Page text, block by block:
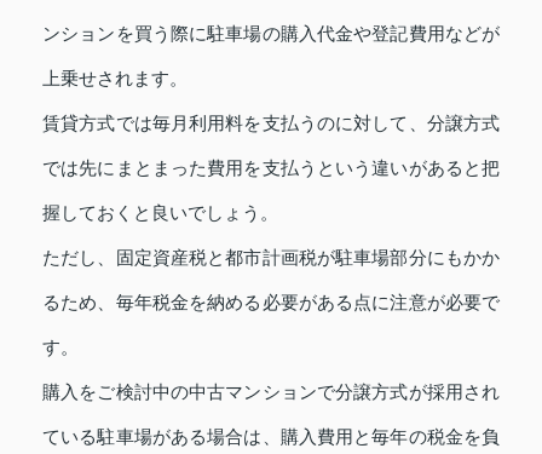
ンションを買う際に駐車場の購入代金や登記費用などが
上乗せされます。
賃貸方式では毎月利用料を支払うのに対して、分譲方式
では先にまとまった費用を支払うという違いがあると把
握しておくと良いでしょう。
ただし、固定資産税と都市計画税が駐車場部分にもかか
るため、毎年税金を納める必要がある点に注意が必要で
す。
購入をご検討中の中古マンションで分譲方式が採用され
ている駐車場がある場合は、購入費用と毎年の税金を負